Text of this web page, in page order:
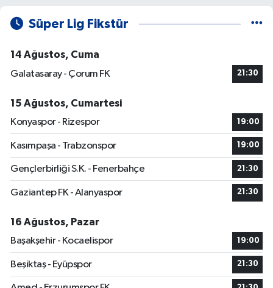
Süper Lig Fikstür
14 Ağustos, Cuma
Galatasaray - Çorum FK
21:30
15 Ağustos, Cumartesi
Konyaspor - Rizespor
19:00
Kasımpaşa - Trabzonspor 19:00
Gençlerbirliği S.K. - Fenerbahçe 21:30
Gaziantep FK - Alanyaspor 21:30
16 Ağustos, Pazar
Başakşehir - Kocaelispor
19:00
Beşiktaş - Eyüpspor 21:30